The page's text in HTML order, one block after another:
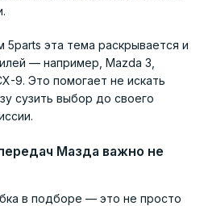
эта тема раскрывается и
— например, Mazda 3,
9. Это помогает не искать
сузить выбор до своего
Мазда важно не
в подборе — это не просто